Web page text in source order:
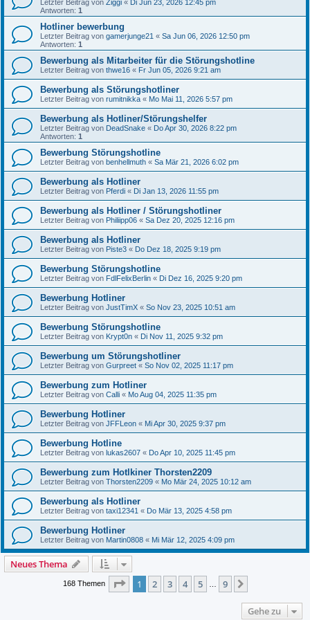
Letzter Beitrag von Ziggi « Di Jun 23, 2026 12:45 pm
Antworten: 1
Hotliner bewerbung
Letzter Beitrag von gamerjunge21 « Sa Jun 06, 2026 12:50 pm
Antworten: 1
Bewerbung als Mitarbeiter für die Störungshotline
Letzter Beitrag von thwe16 « Fr Jun 05, 2026 9:21 am
Bewerbung als Störungshotliner
Letzter Beitrag von rumitnikka « Mo Mai 11, 2026 5:57 pm
Bewerbung als Hotliner/Störungshelfer
Letzter Beitrag von DeadSnake « Do Apr 30, 2026 8:22 pm
Antworten: 1
Bewerbung Störungshotline
Letzter Beitrag von benhellmuth « Sa Mär 21, 2026 6:02 pm
Bewerbung als Hotliner
Letzter Beitrag von Pferdi « Di Jan 13, 2026 11:55 pm
Bewerbung als Hotliner / Störungshotliner
Letzter Beitrag von Philiipp06 « Sa Dez 20, 2025 12:16 pm
Bewerbung als Hotliner
Letzter Beitrag von Piste3 « Do Dez 18, 2025 9:19 pm
Bewerbung Störungshotline
Letzter Beitrag von FdlFelixBerlin « Di Dez 16, 2025 9:20 pm
Bewerbung Hotliner
Letzter Beitrag von JustTimX « So Nov 23, 2025 10:51 am
Bewerbung Störungshotline
Letzter Beitrag von Krypt0n « Di Nov 11, 2025 9:32 pm
Bewerbung um Störungshotliner
Letzter Beitrag von Gurpreet « So Nov 02, 2025 11:17 pm
Bewerbung zum Hotliner
Letzter Beitrag von Calli « Mo Aug 04, 2025 11:35 pm
Bewerbung Hotliner
Letzter Beitrag von JFFLeon « Mi Apr 30, 2025 9:37 pm
Bewerbung Hotline
Letzter Beitrag von lukas2607 « Do Apr 10, 2025 11:45 pm
Bewerbung zum Hotlkiner Thorsten2209
Letzter Beitrag von Thorsten2209 « Mo Mär 24, 2025 10:12 am
Bewerbung als Hotliner
Letzter Beitrag von taxi12341 « Do Mär 13, 2025 4:58 pm
Bewerbung Hotliner
Letzter Beitrag von Martin0808 « Mi Mär 12, 2025 4:09 pm
Neues Thema
168 Themen Seite 1von
1 2 3 4 5 9
Gehe zu